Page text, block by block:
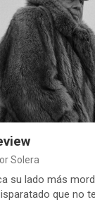
Solera
su lado más
que no